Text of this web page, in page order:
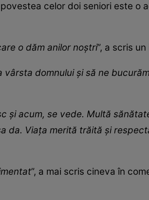
celor doi seniori este o
o dăm anilor noștri”, a scris
domnului și să ne
și acum, se vede. Multă
da. Viața merită trăită și
”, a mai scris cineva în